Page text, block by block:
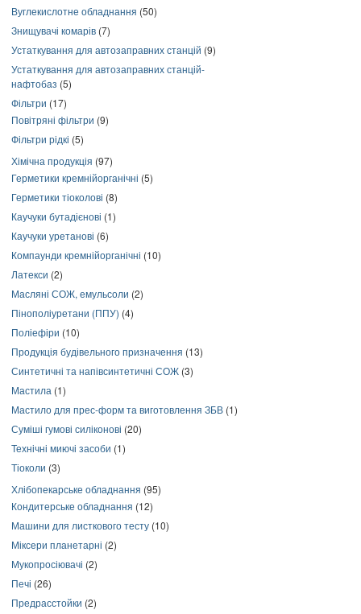
Вуглекислотне обладнання (50)
Знищувачі комарів (7)
Устаткування для автозаправних станцій (9)
Устаткування для автозаправних станцій-
нафтобаз (5)
Фільтри (17)
Повітряні фільтри (9)
Фільтри рідкі (5)
Хімічна продукція (97)
Герметики кремнійорганічні (5)
Герметики тіоколові (8)
Каучуки бутадієнові (1)
Каучуки уретанові (6)
Компаунди кремнійорганічні (10)
Латекси (2)
Масляні СОЖ, емульсоли (2)
Пінополіуретани (ППУ) (4)
Поліефіри (10)
Продукція будівельного призначення (13)
Синтетичні та напівсинтетичні СОЖ (3)
Мастила (1)
Мастило для прес-форм та виготовлення ЗБВ (1)
Суміші гумові силіконові (20)
Технічні миючі засоби (1)
Тіоколи (3)
Хлібопекарське обладнання (95)
Кондитерське обладнання (12)
Машини для листкового тесту (10)
Міксери планетарні (2)
Мукопросіювачі (2)
Печі (26)
Предрасстойки (2)